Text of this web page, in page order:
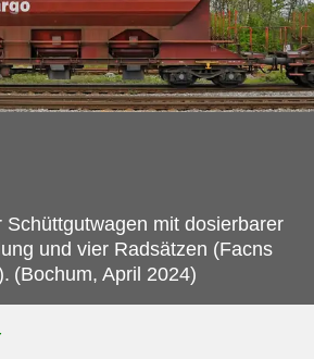
Schüttgutwagen mit dosierbarer
und vier Radsätzen (Facns
(Bochum, April 2024)